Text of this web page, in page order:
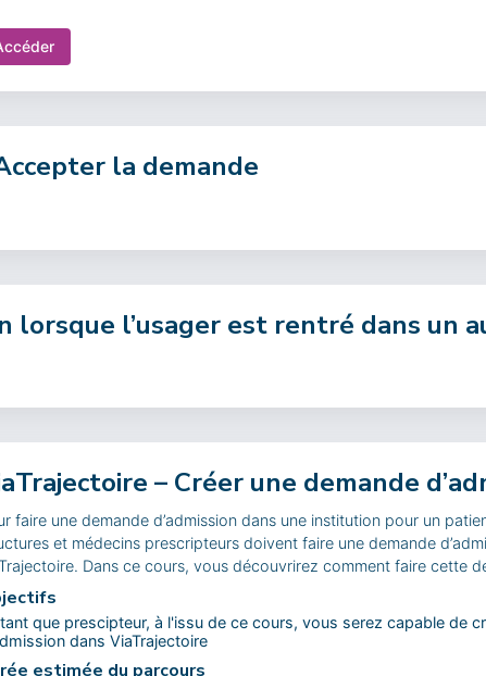
la demande
lorsque l’usager est rentré dans un
– Créer une demande
faire une demande d’admission dans une institution pour un
et médecins prescripteurs doivent faire une demande
Dans ce cours, vous découvrirez comment faire cette
que prescipteur, à l'issu de ce cours, vous serez capable de
dans ViaTrajectoire
estimée du parcours